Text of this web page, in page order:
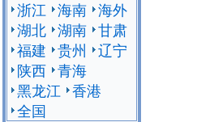
浙江 海南 海外
湖北 湖南 甘肃
福建 贵州
辽宁
陕西 青海
黑龙江 香港
全国